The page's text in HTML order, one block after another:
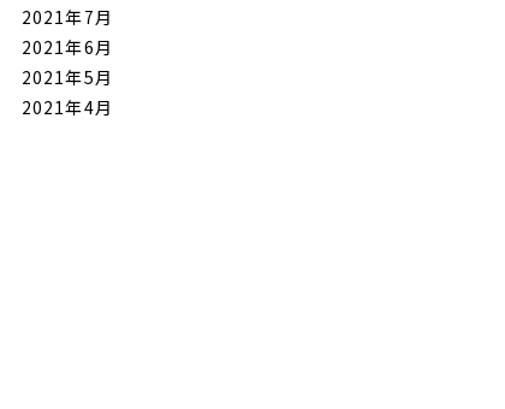
2021年7月
2021年6月
2021年5月
2021年4月